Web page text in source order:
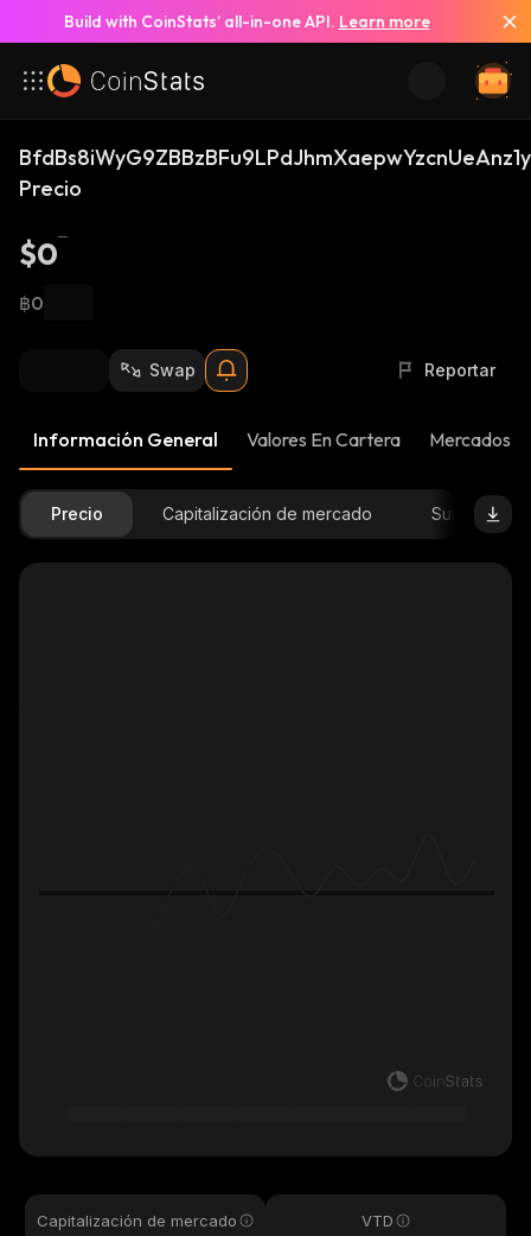
Build with CoinStats’ all-in-one API. Learn more
Precio
$0
฿0
Swap Reportar
Información General Valores En Cartera Mercados
Precio Capitalización de mercado Suministro
Capitalización de mercado VTD